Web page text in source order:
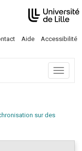
Aide Accessibilité
Menu
sur des